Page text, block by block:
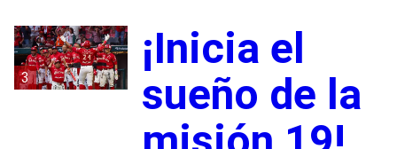
3
¡Inicia el
sueño de la